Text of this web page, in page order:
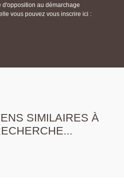
au démarchage
vous pouvez vous inscrire ici :
SIMILAIRES À